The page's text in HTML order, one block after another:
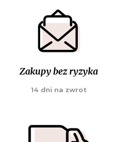
Zakupy bez ryzyka
14 dni na zwrot